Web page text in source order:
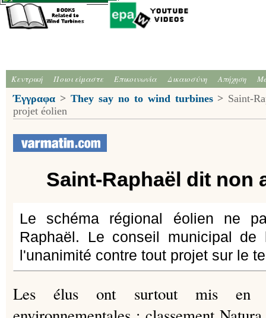
Κεντρική Ποιοι είμαστε Επικοινωνία Δικαιοσύνη Απήχηση
Έγγραφα > They say no to wind turbines > Saint-
projet éolien
Saint-Raphaël dit non
Le schéma régional éolien ne
Raphaël. Le conseil municipal
l'unanimité contre tout projet sur le
Les élus ont surtout mis en